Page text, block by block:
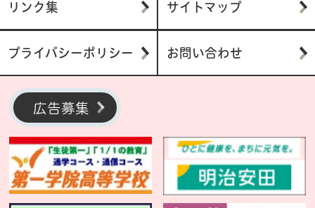
リンク集 サイトマップ
プライバシーポリシー お問い合わせ
広告募集